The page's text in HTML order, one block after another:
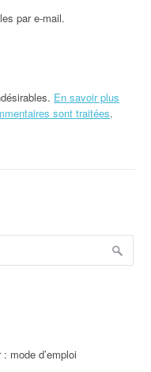
par e-mail.
En savoir plus
sont traitées.
mode d’emploi